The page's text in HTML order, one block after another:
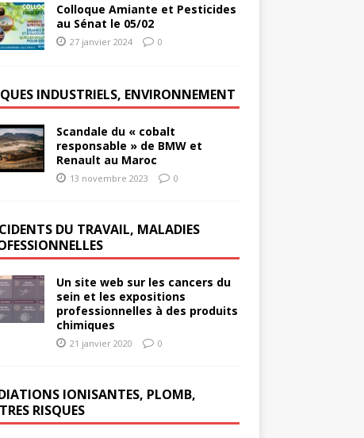
Colloque Amiante et Pesticides
au Sénat le 05/02
27 janvier 2024 0
INDUSTRIELS, ENVIRONNEMENT
Scandale du « cobalt
responsable » de BMW et
Renault au Maroc
13 novembre 2023 0
DU TRAVAIL, MALADIES
Un site web sur les cancers du
sein et les expositions
professionnelles à des produits
chimiques
21 janvier 2020 0
IONISANTES, PLOMB,
RISQUES